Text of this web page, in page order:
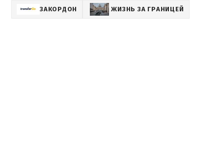
ЗАКОРДОН ЖИЗНЬ ЗА ГРАНИЦЕЙ